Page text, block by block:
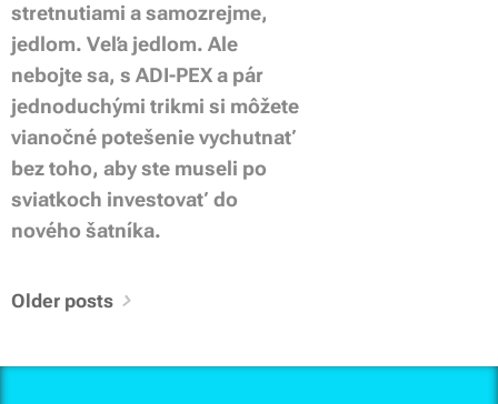
stretnutiami a samozrejme,
jedlom. Veľa jedlom. Ale
nebojte sa, s ADI-PEX a pár
jednoduchými trikmi si môžete
vianočné potešenie vychutnať
bez toho, aby ste museli po
sviatkoch investovať do
nového šatníka.
Older posts